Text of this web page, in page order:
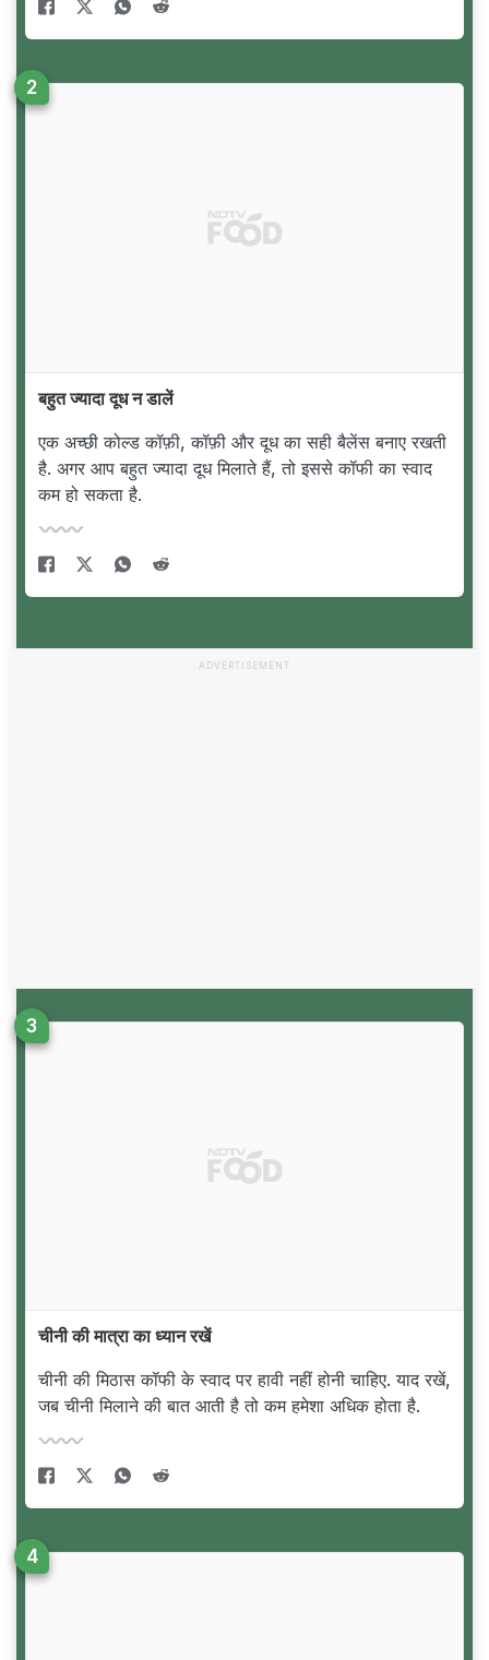
बहुत ज्यादा दूध न डालें
एक अच्छी कोल्ड कॉफ़ी, कॉफ़ी और दूध का सही बैलेंस बनाए रखती
है. अगर आप बहुत ज्यादा दूध मिलाते हैं, तो इससे कॉफी का स्वाद
कम हो सकता है.
ADVERTISEMENT
चीनी की मात्रा का ध्यान रखें
चीनी की मिठास कॉफी के स्वाद पर हावी नहीं होनी चाहिए. याद रखें,
जब चीनी मिलाने की बात आती है तो कम हमेशा अधिक होता है.